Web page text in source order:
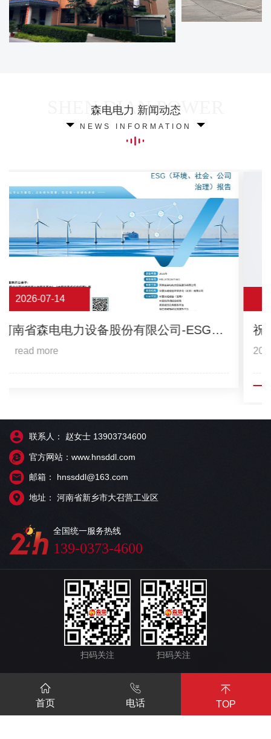
森电电力 新闻动态
NEWS INFORMATION
2026-07-14
河南省森电电力设备股份有限公司-ESG报
告 read more
联系人： 赵女士 13903734600
官方网站：www.hnsddl.com
邮箱： hnssddl@163.com
地址： 河南省新乡市大召营工业区
全国统一服务热线
139-0373-4600
扫码关注 扫码关注
CopyRight © 2022-2023 河南省森电电力设备股份有限公司
首页 电话 TOP